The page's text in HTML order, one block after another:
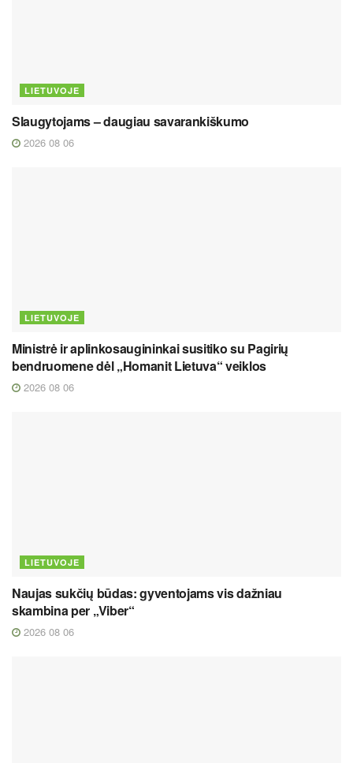
LIETUVOJE
Slaugytojams – daugiau savarankiškumo
2026 08 06
LIETUVOJE
Ministrė ir aplinkosaugininkai susitiko su Pagirių
bendruomene dėl „Homanit Lietuva“ veiklos
2026 08 06
LIETUVOJE
Naujas sukčių būdas: gyventojams vis dažniau
skambina per „Viber“
2026 08 06